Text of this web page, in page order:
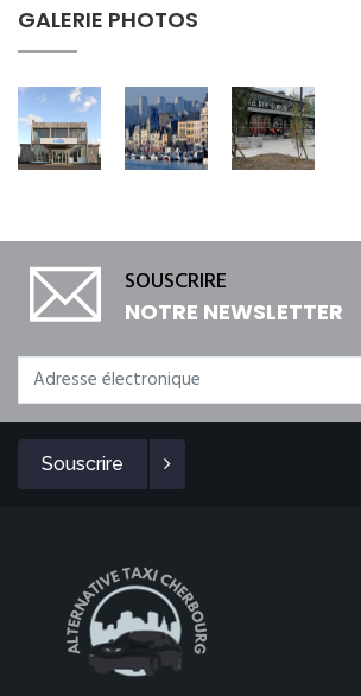
GALERIE PHOTOS
SOUSCRIRE
NOTRE NEWSLETTER
Souscrire